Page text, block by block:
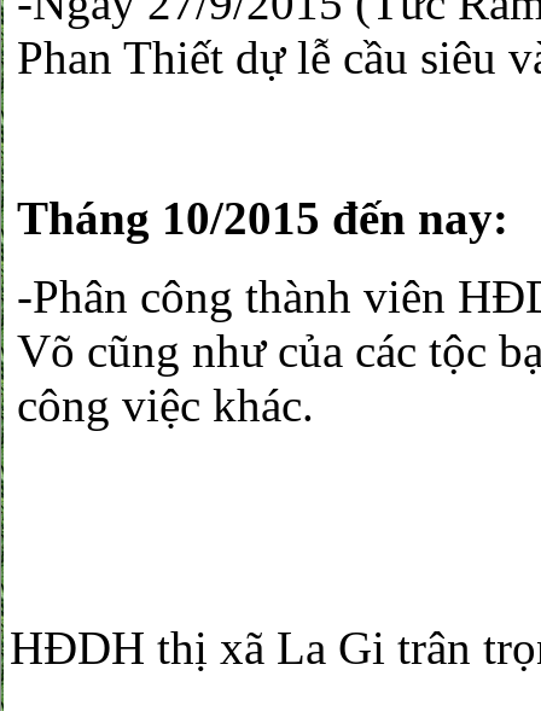
Phan Thiết dự lễ cầu siêu
Tháng 10/2015 đến nay:
-Phân công thành viên
Võ cũng như của các tộc
công việc khác.
HĐDH thị xã La Gi trân